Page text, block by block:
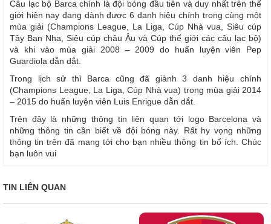
Câu lạc bộ Barca chính là đội bóng đầu tiên và duy nhất trên thế
giới hiện nay đang dành được 6 danh hiệu chính trong cùng một
mùa giải (Champions League, La Liga, Cúp Nhà vua, Siêu cúp
Tây Ban Nha, Siêu cúp châu Âu và Cúp thế giới các câu lạc bộ)
và khi vào mùa giải 2008 – 2009 do huấn luyện viên Pep
Guardiola dẫn dắt.
Trong lịch sử thì Barca cũng đã giành 3 danh hiệu chính
(Champions League, La Liga, Cúp Nhà vua) trong mùa giải 2014
– 2015 do huấn luyện viên Luis Enrigue dẫn dắt.
Trên đây là những thông tin liên quan tới logo Barcelona và
những thông tin cần biết về đội bóng này. Rất hy vọng những
thông tin trên đã mang tới cho bạn nhiều thông tin bổ ích. Chúc
bạn luôn vui
TIN LIÊN QUAN